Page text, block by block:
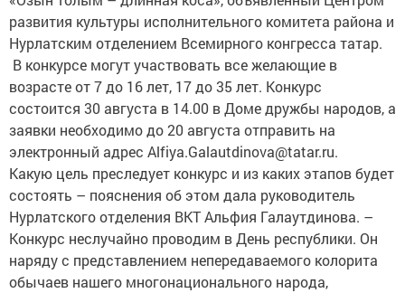
развития культуры исполнительного комитета района и
Нурлатским отделением Всемирного конгресса татар.
В конкурсе могут участвовать все желающие в
возрасте от 7 до 16 лет, 17 до 35 лет. Конкурс
состоится 30 августа в 14.00 в Доме дружбы народов, а
заявки необходимо до 20 августа отправить на
электронный адрес Alfiya.Galautdinova@tatar.ru.
Какую цель преследует конкурс и из каких этапов будет
состоять – пояснения об этом дала руководитель
Нурлатского отделения ВКТ Альфия Галаутдинова. –
Конкурс неслучайно проводим в День республики. Он
наряду с представлением непередаваемого колорита
обычаев нашего многонационального народа,